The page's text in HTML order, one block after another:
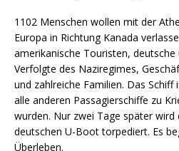
1102 Menschen wollen mit der
Europa in Richtung Kanada
amerikanische Touristen, deutsche
Verfolgte des Naziregimes,
und zahlreiche Familien. Das
alle anderen Passagierschiffe zu
wurden. Nur zwei Tage später wird
deutschen U-Boot torpediert. Es
Überleben.